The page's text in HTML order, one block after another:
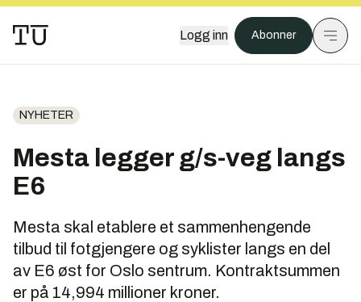
Logg inn Abonner
NYHETER
Mesta legger g/s-veg langs
E6
Mesta skal etablere et sammenhengende
tilbud til fotgjengere og syklister langs en del
av E6 øst for Oslo sentrum. Kontraktsummen
er på 14,994 millioner kroner.